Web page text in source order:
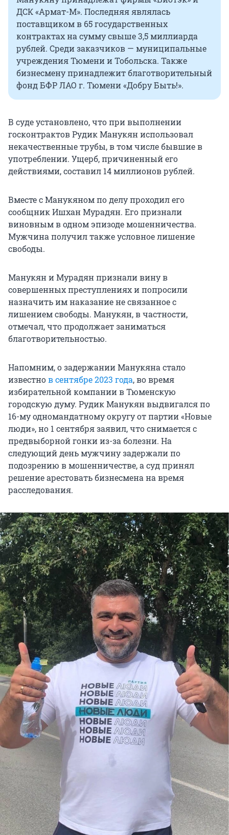
ДСК «Армат-М». Последняя являлась
поставщиком в 65 государственных
контрактах на сумму свыше 3,5 миллиарда
рублей. Среди заказчиков — муниципальные
учреждения Тюмени и Тобольска. Также
бизнесмену принадлежит благотворительный
фонд БФР ЛАО г. Тюмени «Добру Быть!».
В суде установлено, что при выполнении
госконтрактов Рудик Манукян использовал
некачественные трубы, в том числе бывшие в
употреблении. Ущерб, причиненный его
действиями, составил 14 миллионов рублей.
Вместе с Манукяном по делу проходил его
сообщник Ишхан Мурадян. Его признали
виновным в одном эпизоде мошенничества.
Мужчина получил также условное лишение
свободы.
Манукян и Мурадян признали вину в
совершенных преступлениях и попросили
назначить им наказание не связанное с
лишением свободы. Манукян, в частности,
отмечал, что продолжает заниматься
благотворительностью.
Напомним, о задержании Манукяна стало
известнов сентябре 2023 года, во время
избирательной компании в Тюменскую
городскую думу. Рудик Манукян выдвигался по
16-му одномандатному округу от партии «Новые
люди», но 1 сентября заявил, что снимается с
предвыборной гонки из-за болезни. На
следующий день мужчину задержали по
подозрению в мошенничестве, а суд принял
решение арестовать бизнесмена на время
расследования.